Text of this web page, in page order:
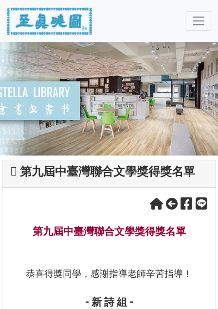
第九屆中臺灣聯合文學獎得獎名單
第九屆中臺灣聯合文學獎得獎名單
恭喜得獎同學，感謝指導老師辛苦指導！
- 新 詩 組 -